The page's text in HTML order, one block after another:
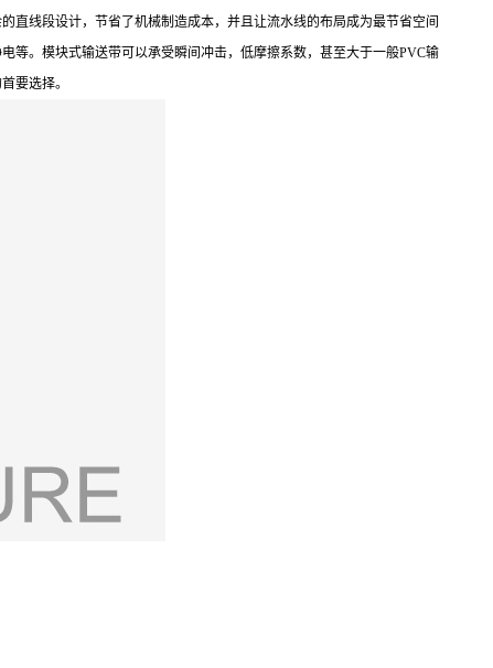
直线段设计，节省了机械制造成本，并且让流水线的布局成为最节省空间
等。模块式输送带可以承受瞬间冲击，低摩擦系数，甚至大于一般PVC输
要选择。